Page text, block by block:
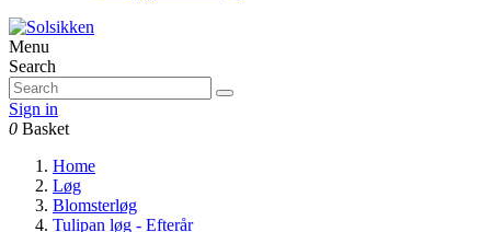
Menu
Search
Sign in
0 Basket
Home
Løg
Blomsterløg
Tulipan løg - Efterår